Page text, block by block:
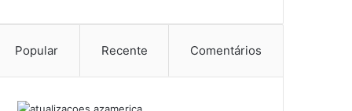
Athomics Eon
Athomics Inspire Qi
Popular Recente Comentários